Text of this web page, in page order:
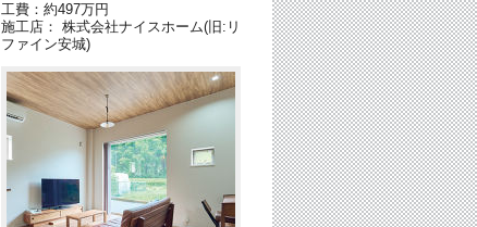
工費：約497万円
施工店： 株式会社ナイスホーム(旧:リ
ファイン安城)